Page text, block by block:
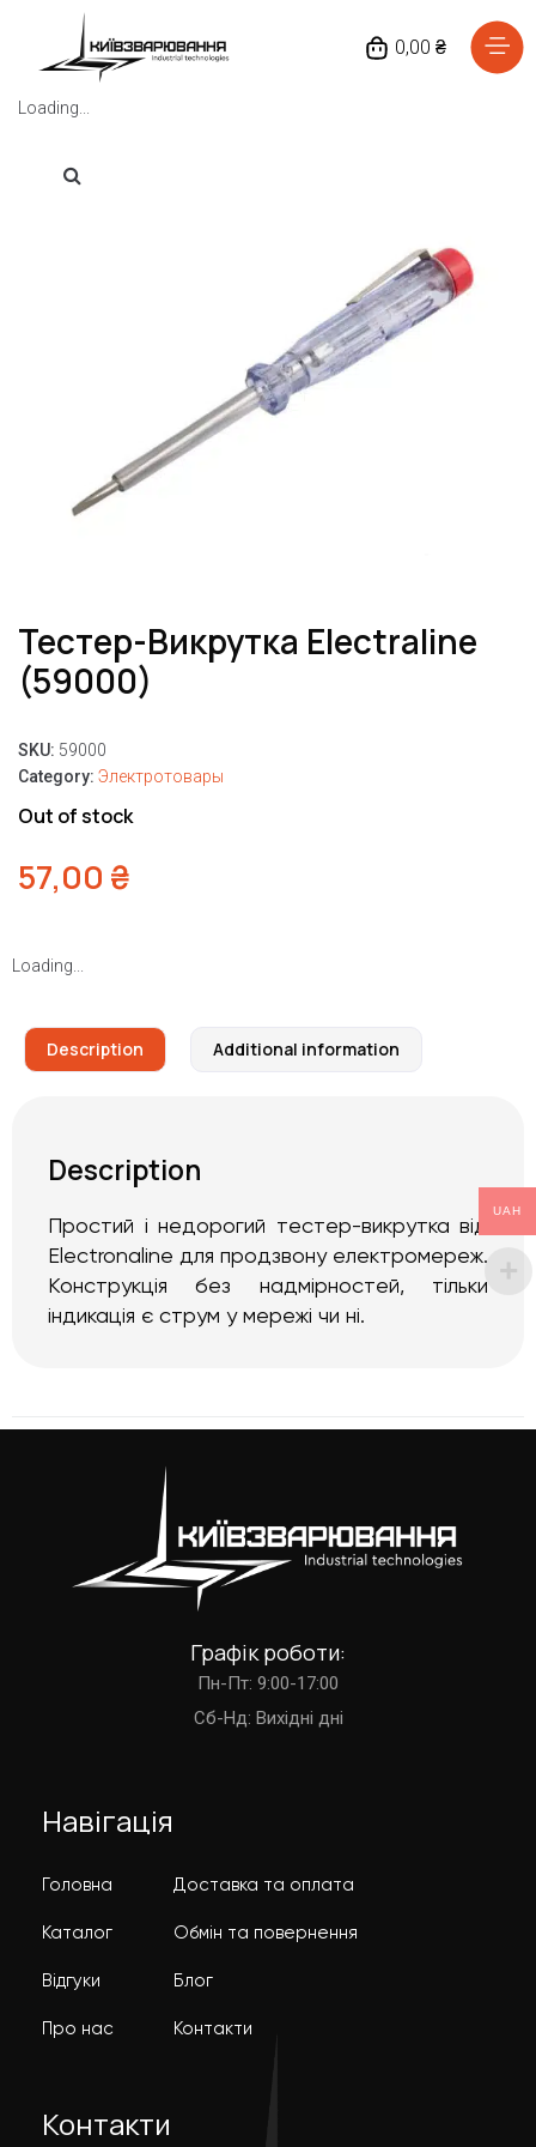
0,00 ₴
Loading...
Тестер-Викрутка Electraline
(59000)
SKU: 59000
Category: Электротовары
Out of stock
57,00 ₴
Loading...
Description Additional information
Description
Простий і недорогий тестер-викрутка від
Electronaline для продзвону електромереж.
Конструкція без надмірностей, тільки
індикація є струм у мережі чи ні.
Графік роботи:
Пн-Пт: 9:00-17:00
Cб-Нд: Вихідні дні
Навігація
Головна
Каталог
Відгуки
Про нас
Доставка та оплата
Обмін та повернення
Блог
Контакти
Контакти
Доставка та оплата
Повернення та обмін
UAH